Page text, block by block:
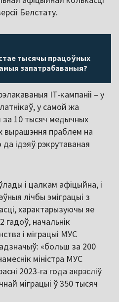
Белстату.
тысячы працоўных
запатрабаваныя?
IT-кампаніі – у
у самой жа
за 10 тысяч медычных
вырашэння праблем на
ідэяў рэкрутаваная
і цалкам афіцыйна, і
лічбы эміграцыі з
характарызуючы яе
гадоў, начальнік
і міграцыі МУС
«больш за 200
міністра МУС
2023-га года акрэсліў
міграцыі ў 350 тысяч